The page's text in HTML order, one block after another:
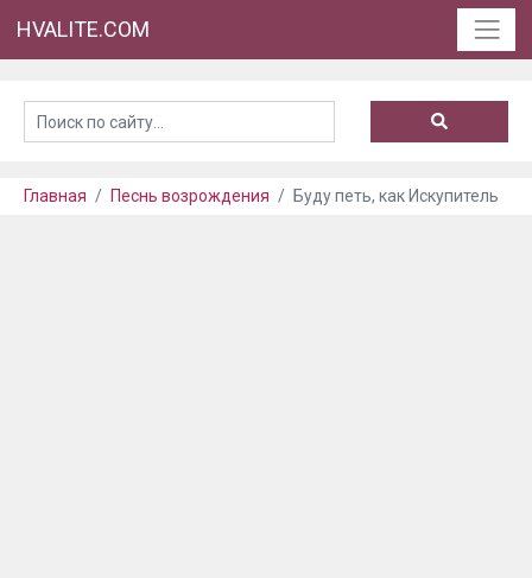
HVALITE.COM
Главная Песнь возрождения Буду петь, как Искупитель